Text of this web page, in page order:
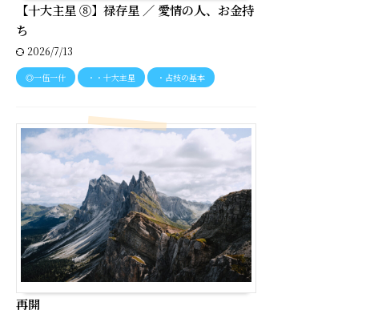
【十大主星 ⑧】禄存星 ／ 愛情の人、お金持
ち
2026/7/13
◎一伍一什 ・・十大主星 ・占技の基本
再開